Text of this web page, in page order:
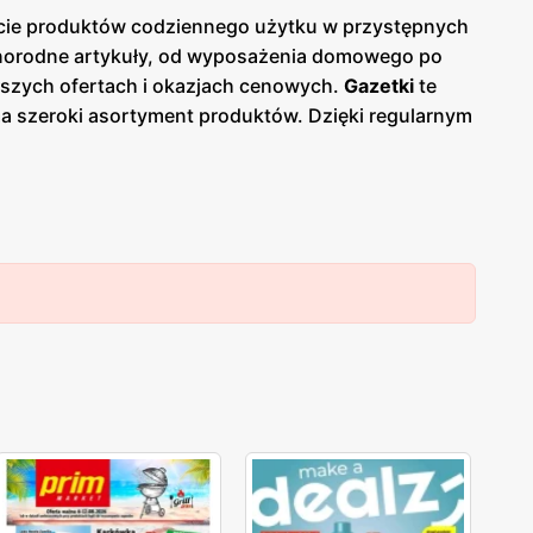
produktów codziennego użytku w przystępnych
artykuły, od wyposażenia domowego po
ofertach i okazjach cenowych. Gazetki te
szeroki asortyment produktów. Dzięki regularnym
elementów oferty TEDi jest
klientów. TEDi wyróżnia się również dbałością
rezygnuje z jakości. Wszystkie produkty są
Dzięki temu klienci mogą mieć pewność, że
w Polsce, zarówno w dużych miastach, jak i